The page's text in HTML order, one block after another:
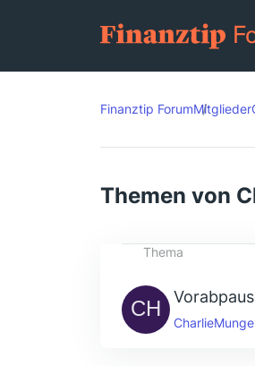
Finanztip ForumMitglieder
Themen von
Thema